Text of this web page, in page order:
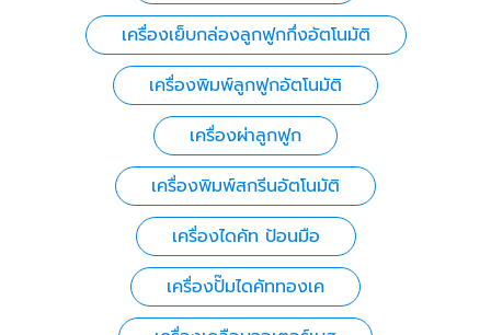
เครื่องเย็บกล่องลูกฟูกกึ่งอัตโนมัติ
เครื่องพิมพ์ลูกฟูกอัตโนมัติ
เครื่องผ่าลูกฟูก
เครื่องพิมพ์สกรีนอัตโนมัติ
เครื่องไดคัท ป้อนมือ
เครื่องปั๊มไดคัททองเค